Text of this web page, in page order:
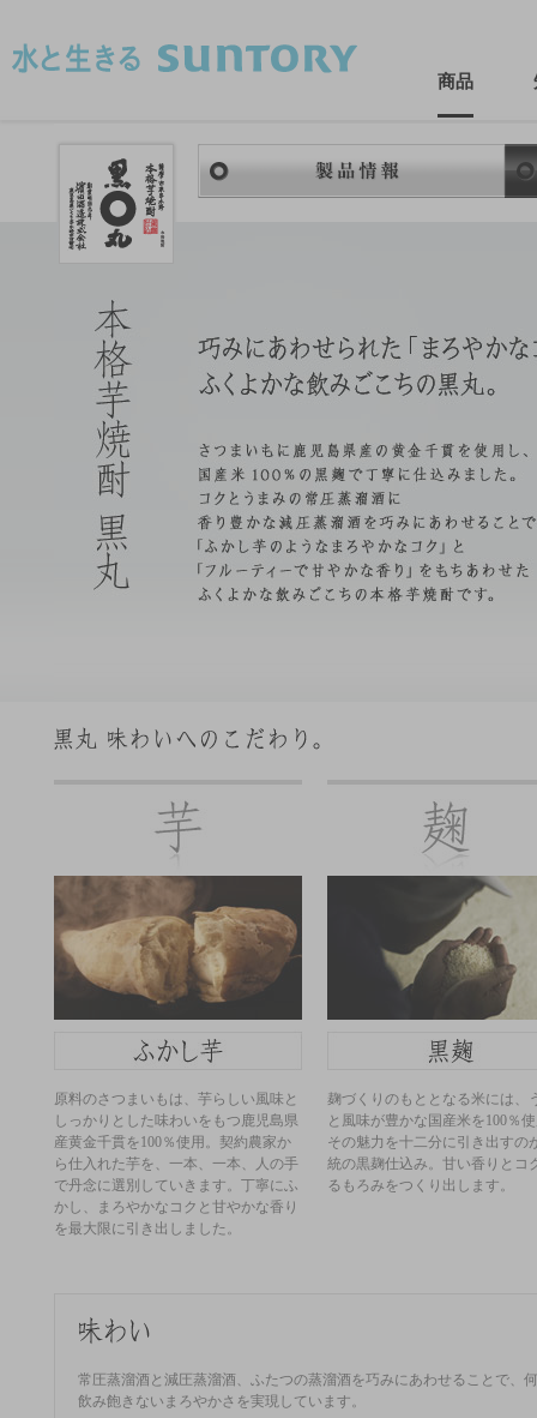
商品
原料のさつまいもは、芋らしい風味と
しっかりとした味わいをもつ鹿児島県
産黄金千貫を100％使用。契約農家か
ら仕入れた芋を、一本、一本、人の手
で丹念に選別していきます。丁寧にふ
かし、まろやかなコクと甘やかな香り
を最大限に引き出しました。
麹づくりのもととなる米には、
と風味が豊かな国産米を100％
その魅力を十二分に引き出すの
統の黒麹仕込み。甘い香りとコ
るもろみをつくり出します。
常圧蒸溜酒と減圧蒸溜酒、ふたつの蒸溜酒を巧みにあわせることで、
飲み飽きないまろやかさを実現しています。